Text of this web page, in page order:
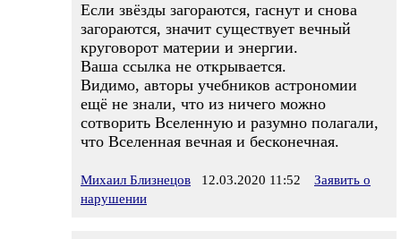
Если звёзды загораются, гаснут и снова
загораются, значит существует вечный
круговорот материи и энергии.
Ваша ссылка не открывается.
Видимо, авторы учебников астрономии
ещё не знали, что из ничего можно
сотворить Вселенную и разумно полагали,
что Вселенная вечная и бесконечная.
Михаил Близнецов 12.03.2020 11:52
Заявить о
нарушении